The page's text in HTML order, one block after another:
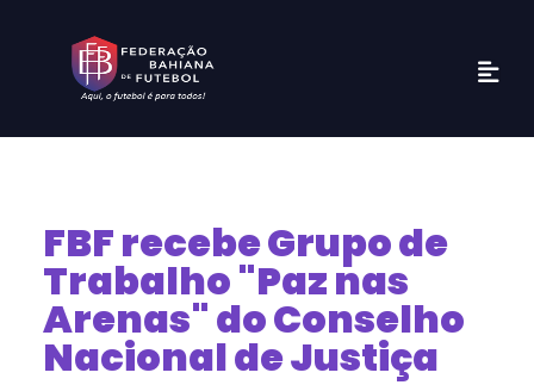
FBF recebe Grupo de
Trabalho "Paz nas
Arenas" do Conselho
Nacional de Justiça